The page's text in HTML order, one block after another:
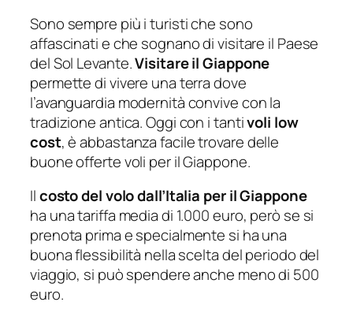
Sono sempre più i turisti che sono
affascinati e che sognano di visitare il Paese
del Sol Levante.Visitare il Giappone
permette di vivere una terra dove
l’avanguardia modernità convive con la
tradizione antica. Oggi con i tantivoli low
cost, è abbastanza facile trovare delle
buone offerte voli per il Giappone.
Ilcosto del volo dall’Italia per il Giappone
ha una tariffa media di 1.000 euro, però se si
prenota prima e specialmente si ha una
buona flessibilità nella scelta del periodo del
viaggio, si può spendere anche meno di 500
euro.